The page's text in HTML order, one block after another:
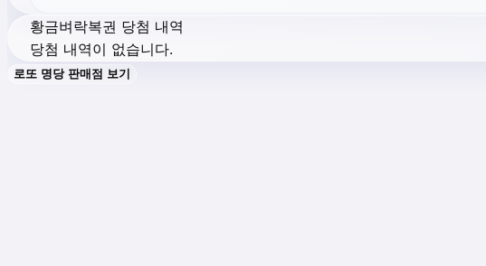
황금벼락복권 당첨 내역
당첨 내역이 없습니다.
로또 명당 판매점 보기